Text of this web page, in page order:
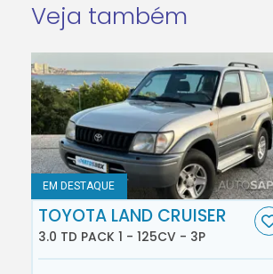
Veja também
EM DESTAQUE
TOYOTA LAND CRUISER
3.0 TD PACK 1 - 125CV - 3P